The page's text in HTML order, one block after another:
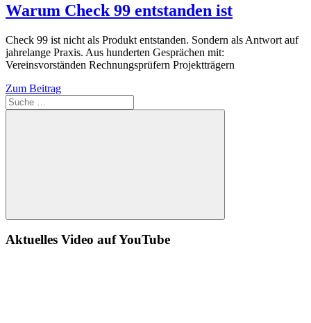
Warum Check 99 entstanden ist
Check 99 ist nicht als Produkt entstanden. Sondern als Antwort auf
jahrelange Praxis. Aus hunderten Gesprächen mit:
Vereinsvorständen Rechnungsprüfern Projektträgern
Zum Beitrag
Suche
Aktuelles Video auf YouTube